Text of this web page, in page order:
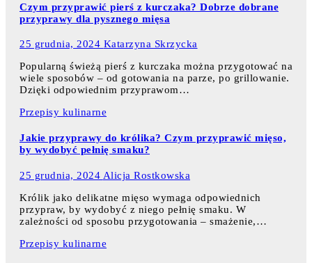
Czym przyprawić pierś z kurczaka? Dobrze dobrane
przyprawy dla pysznego mięsa
25 grudnia, 2024 Katarzyna Skrzycka
Popularną świeżą pierś z kurczaka można przygotować na
wiele sposobów – od gotowania na parze, po grillowanie.
Dzięki odpowiednim przyprawom…
Przepisy kulinarne
Jakie przyprawy do królika? Czym przyprawić mięso,
by wydobyć pełnię smaku?
25 grudnia, 2024 Alicja Rostkowska
Królik jako delikatne mięso wymaga odpowiednich
przypraw, by wydobyć z niego pełnię smaku. W
zależności od sposobu przygotowania – smażenie,…
Przepisy kulinarne